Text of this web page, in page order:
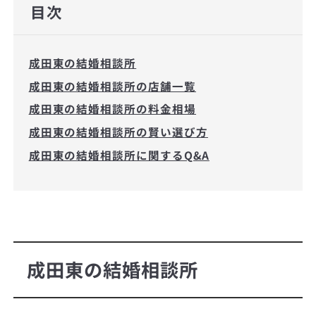
目次
成田東の結婚相談所
成田東の結婚相談所の店舗一覧
成田東の結婚相談所の料金相場
成田東の結婚相談所の賢い選び方
成田東の結婚相談所に関するQ&A
成田東の結婚相談所